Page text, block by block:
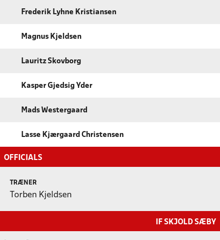
Frederik Lyhne Kristiansen
Magnus Kjeldsen
Lauritz Skovborg
Kasper Gjedsig Yder
Mads Westergaard
Lasse Kjærgaard Christensen
OFFICIALS
TRÆNER
Torben Kjeldsen
IF SKJOLD SÆBY